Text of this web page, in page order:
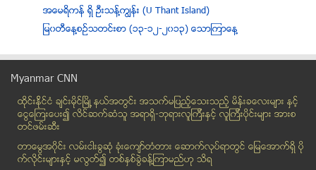
အေမရိကန္ ရွိ ဦးသန္႔ကြ်န္း (U Thant Island)
ျမ၀တီေန႔စဥ္သတင္းစာ (၁၃-၁၂-၂၀၁၃) ေသာၾကာေန႔
ျမန္မာ့အလင္း သတင္းစာ (၁၃-၁၂-၂၀၁၃)
ေၾကးမုံ သတင္းစာ (၁၃-၁၂-၂၀၁၃)
Star Wars ဇာတ္ေကာင္ ျဖစ္သြားသည့္ ေဒၚေအာင္ဆန္းစုၾကည္
ေငြေၾကးအက်ပ္အတည္းၾကားမွ မိဘႏွင့္သားသမီး (သို႔မဟုတ္...
ဆီးဂိမ္းဖြင့္ပြဲ ေဝဖန္ေနသူေတြအေပၚ ဦးရဲထြဋ္ တုံ႔ျပ...
Myanmar CNN
ထိုင္းနို္င္ငံ ခ်င္းမိုင္ျမိဳ ့နယ္အတြင္း အသက္မျပည့္ေသးသည့္ မိန္းခေလးမ်ား နွင့္
ေငြေၾကးေပး၍ လိင္ဆက္ဆံသူ အရာရွိ-ဘုရားလူၾကီးနွင့္ လူၾကီးပိုင္းမ်ား အားစ
တင္ဖမ္းဆီး
တာေမြအ၀ိုင္း လမ္းငါးခြဆံု ခံုးေက်ာ္တံတား ေဆာက္လုပ္ရာတြင္ ေျမေအာက္ရွိ ပို
က္လိုင္းမ်ားႏွင့္ မလြတ္၍ တစ္ႏွစ္ခြဲခန္႔ၾကာမည္ဟု သိရ